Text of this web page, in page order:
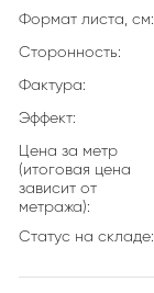
Формат листа, см:
Сторонность:
Фактура:
Эффект:
Цена за метр
(итоговая цена
зависит от
метража):
Статус на складе: